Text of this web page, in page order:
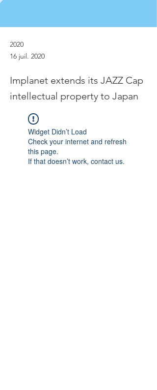
2020
16 juil. 2020
Implanet extends its JAZZ Cap
intellectual property to Japan
Widget Didn’t Load
Check your internet and refresh
this page.
If that doesn’t work, contact us.